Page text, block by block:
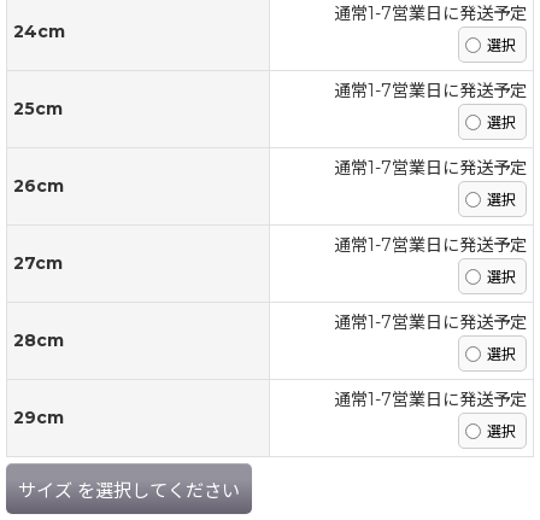
24cm
通常1-7営業日に発送予定
25cm
通常1-7営業日に発送予定
26cm
通常1-7営業日に発送予定
27cm
通常1-7営業日に発送予定
28cm
通常1-7営業日に発送予定
29cm
通常1-7営業日に発送予定
サイズ を選択してください